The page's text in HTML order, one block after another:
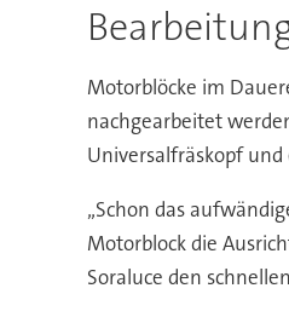
Motorblöcke im
nachgearbeitet
Universalfräskopf
„Schon das
Motorblock die
Soraluce den